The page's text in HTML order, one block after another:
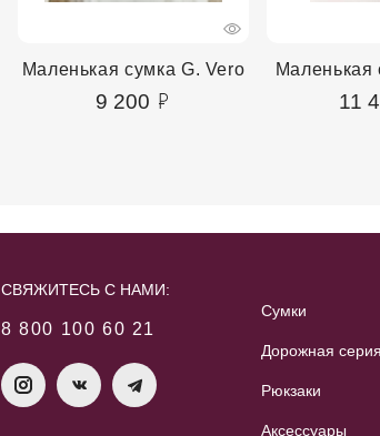
Маленькая сумка G. Vero
9 200
Маленькая
11
СВЯЖИТЕСЬ С НАМИ:
8 800 100 60 21
Сумки
Дорожная
Рюкзаки
Аксессуары